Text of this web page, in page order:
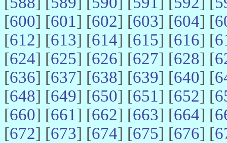
[600] [601] [602] [603] [604] [
[612] [613] [614] [615] [616] [
[624] [625] [626] [627] [628] [
[636] [637] [638] [639] [640] [
[648] [649] [650] [651] [652] [
[660] [661] [662] [663] [664] [
[672] [673] [674] [675] [676] [